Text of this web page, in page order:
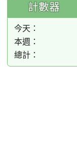
計數器
今天：
本週：
總計：